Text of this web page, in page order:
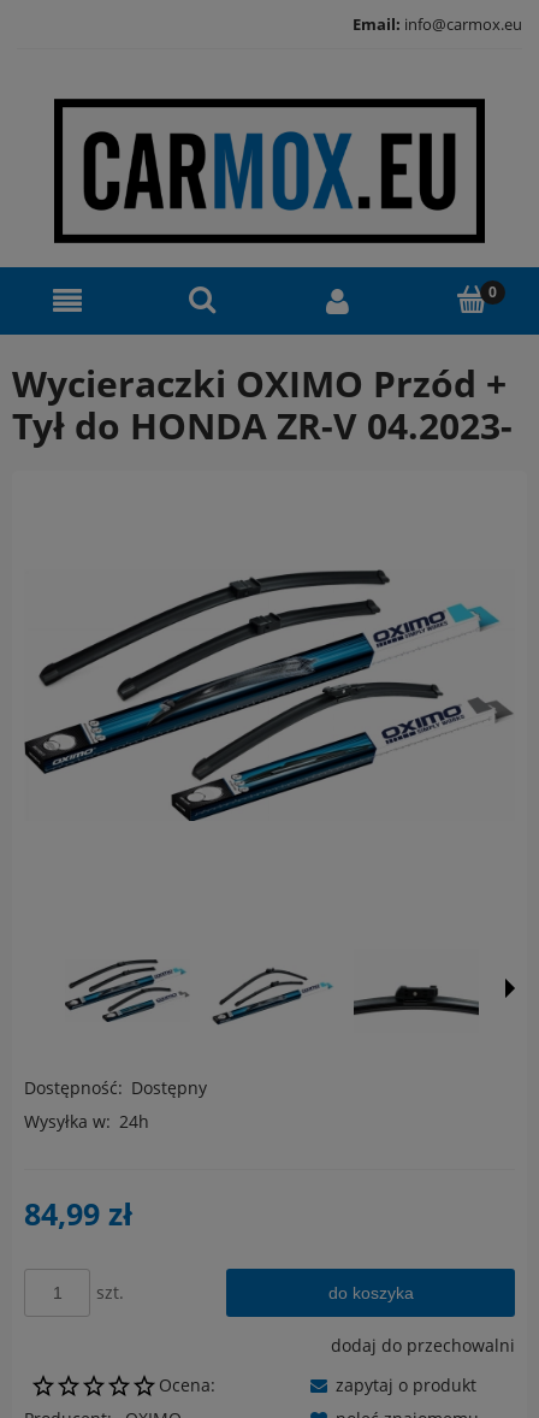
Email: info@carmox.eu
Wycieraczki OXIMO Przód +
Tył do HONDA ZR-V 04.2023-
Dostępność: Dostępny
Wysyłka w: 24h
84,99 zł
szt. do koszyka
dodaj do przechowalni
Ocena:
zapytaj o produkt